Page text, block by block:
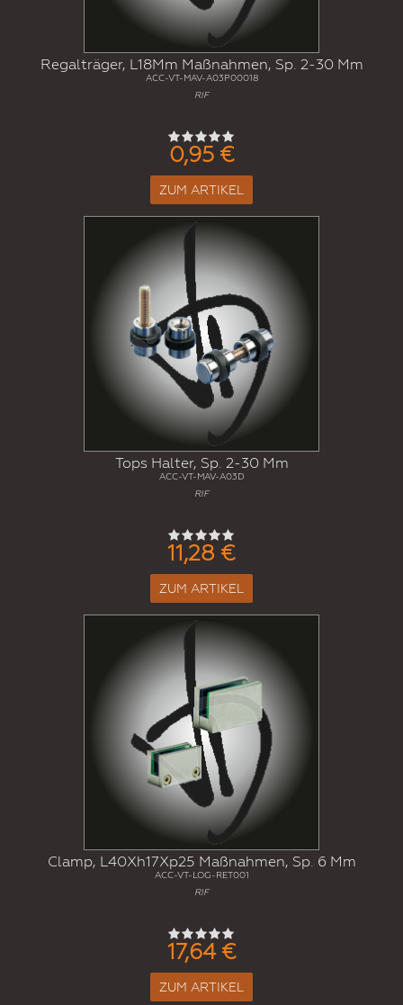
Regalträger, L18Mm Maßnahmen, Sp. 2-30 Mm
ACC-VT-MAV-A03P00018
RIF
0,95 €
ZUM ARTIKEL
Tops Halter, Sp. 2-30 Mm
ACC-VT-MAV-A03D
RIF
11,28 €
ZUM ARTIKEL
Clamp, L40Xh17Xp25 Maßnahmen, Sp. 6 Mm
ACC-VT-LOG-RET001
RIF
17,64 €
ZUM ARTIKEL